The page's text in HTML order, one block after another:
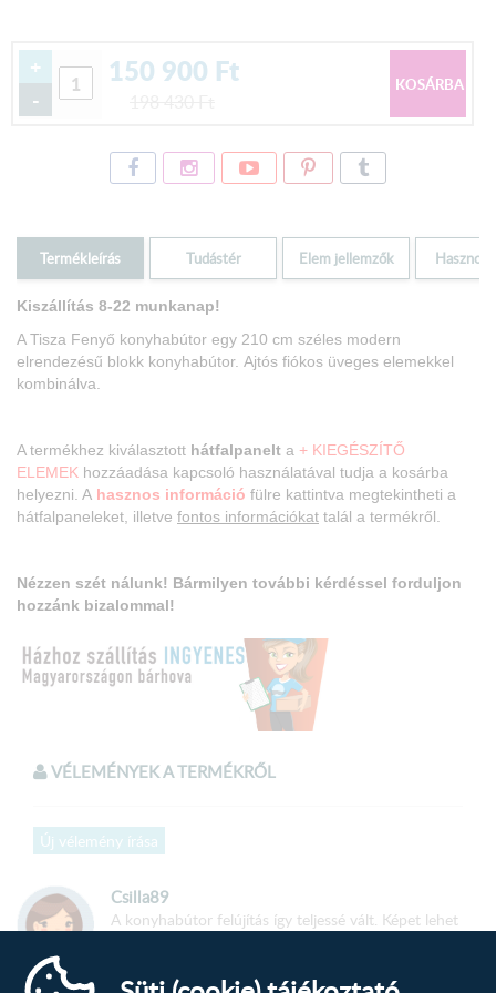
+
-
150 900 Ft
Termékleírás Tudástér Elem jellemzők Hasznos
Kiszállítás 8-22 munkanap!
A Tisza Fenyő konyhabútor egy 210 cm széles modern
elrendezésű blokk konyhabútor. Ajtós fiókos üveges elemekkel
kombinálva.
A termékhez kiválasztott hátfalpanelt a + KIEGÉSZÍTŐ
ELEMEK hozzáadása kapcsoló használatával tudja a kosárba
helyezni. A hasznos információ fülre kattintva megtekintheti a
hátfalpaneleket, illetve fontos információkat talál a termékről.
Nézzen szét nálunk! Bármilyen további kérdéssel forduljon
hozzánk bizalommal!
Konyhabútor hossza: 210 cm
Felső elemsor hossza: 210 cm
VÉLEMÉNYEK A TERMÉKRŐL
Új vélemény írása
Csilla89
A konyhabútor felújítás így teljessé vált. Képet lehet